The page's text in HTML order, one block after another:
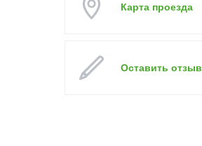
Карта проезда
Оставить отзыв